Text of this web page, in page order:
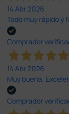
14 Abr 2026
Todo muy rápido y
Comprador
14 Abr 2026
Muy buena.
Comprador